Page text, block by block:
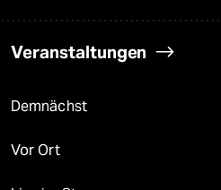
Veranstaltungen
Demnächst
Vor Ort